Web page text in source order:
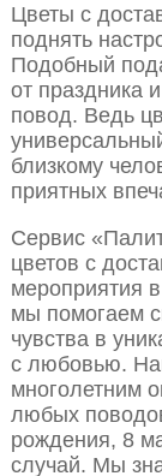
Цветы с
поднять
Подобный
от праздника
повод. Ведь
близкому
приятных
Сервис
цветов с
мероприятия
мы помогаем
чувства в
с любовью.
многолетним
любых
рождения, 8
случай. Мы